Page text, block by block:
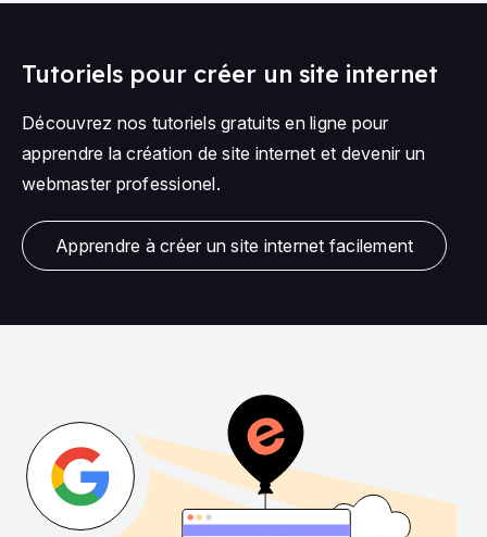
Tutoriels pour créer un site internet
Découvrez nos tutoriels gratuits en ligne pour
apprendre la création de site internet et devenir un
webmaster professionel.
Apprendre à créer un site internet facilement